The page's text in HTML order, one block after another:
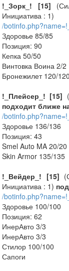
!_Зорк_! [15]
Инициатива : 1)
/
Здоровье 85/85
Позиция: 90
Кепка 50/50
Винтовка Воина 2/2
Бронежилет 120/120
!_Плейсер_! [15]
подходит ближе
/
Здоровье 136/136
Позиция: 43
Smel Auto MA 20/20
Skin Armor 135/135
!_Вейдер_! [15]
Инициатива : 1)
/
Здоровье 100/100
Позиция: 62
ИнерАвто 3/3
ИнерАвто 3/3
Стилор 100/100
Сапоги